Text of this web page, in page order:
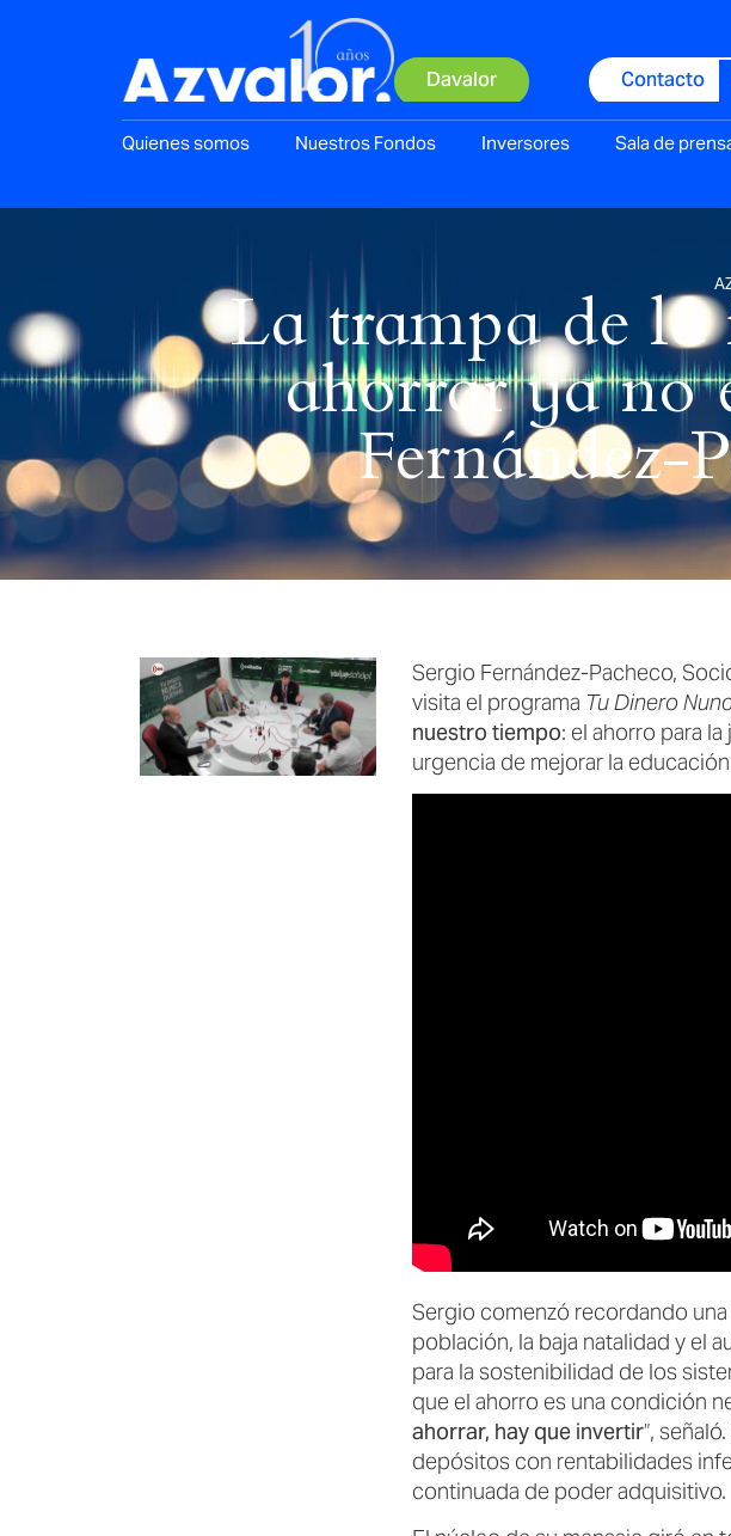
Davalor Contacto
Quienes somos Nuestros Fondos Inversores Sala de
La trampa de la
ahorrar ya no
Fernández-
Sergio Fernández-Pacheco,
visita el programa Tu Dinero
nuestro tiempo: el ahorro para
urgencia de mejorar la
Sergio comenzó recordando
población, la baja natalidad y el
para la sostenibilidad de los
que el ahorro es una condición
ahorrar, hay que invertir”,
depósitos con rentabilidades
continuada de poder adquisitivo.